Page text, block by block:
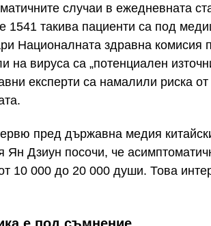
случаи в ежедневната
1541 такива пациенти са под
Националната здравна комисия
на вируса са „потенциален
експерти са намалили риска от
пред държавна медия
Ян Дзиун посочи, че
10 000 до 20 000 души. Това
е под съмнение